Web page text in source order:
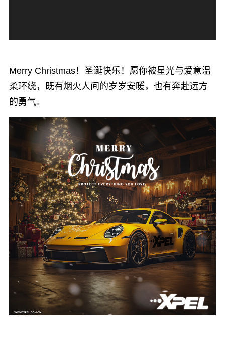
Merry Christmas！圣诞快乐！愿你被星光与爱意温
柔环绕，既有烟火人间的岁岁安暖，也有奔赴远方
的勇气。